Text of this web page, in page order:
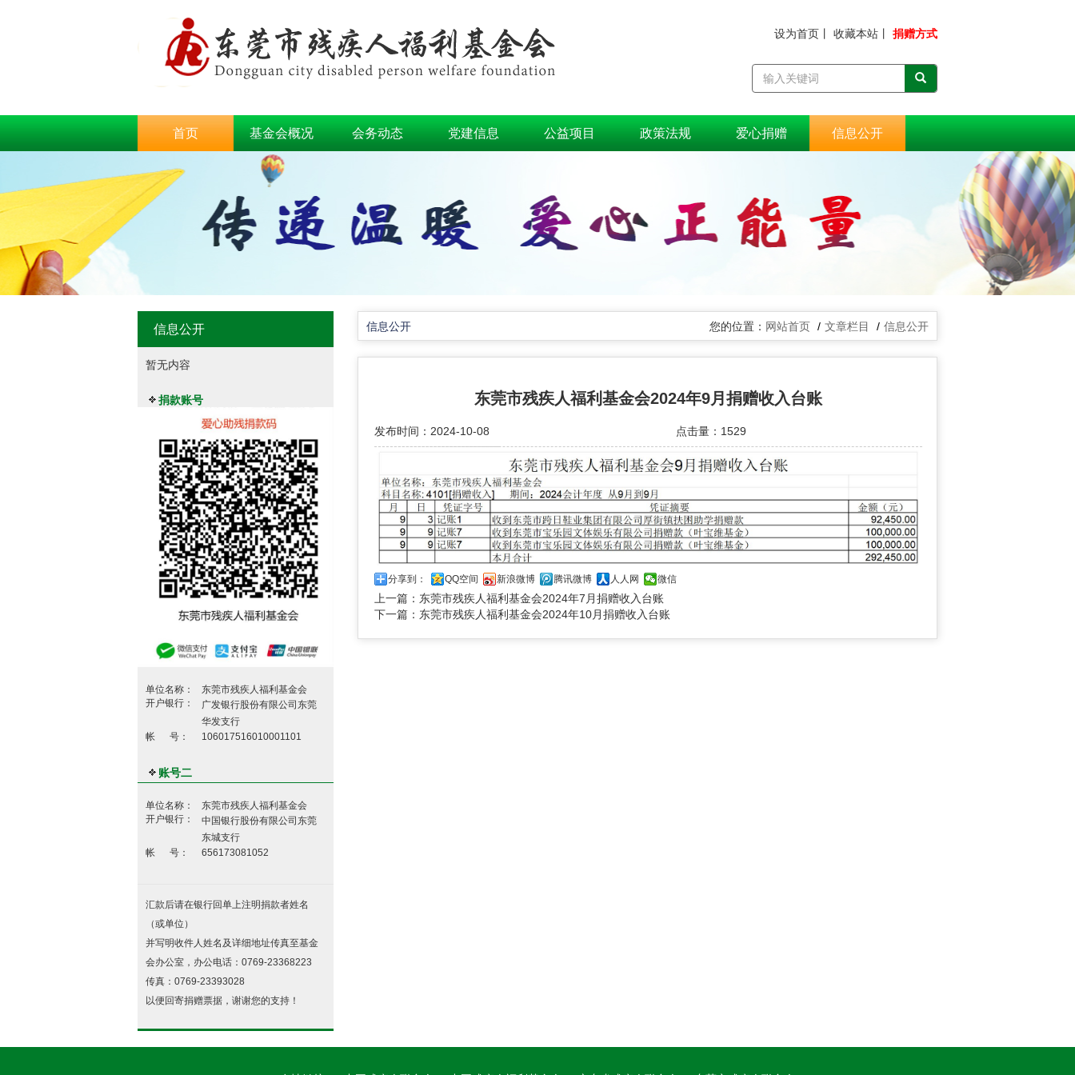
设为首页 收藏本站 捐赠方式
首页 基金会概况 会务动态 党建信息 公益项目 政策法规 爱心捐赠 信息公开
信息公开
暂无内容
捐款账号
单位名称：
东莞市残疾人福利基金会
开户银行：
广发银行股份有限公司东莞
华发支行
帐 号：
106017516010001101
账号二
单位名称：
东莞市残疾人福利基金会
开户银行：
中国银行股份有限公司东莞
东城支行
帐 号：
656173081052
汇款后请在银行回单上注明捐款者姓名
（或单位）
并写明收件人姓名及详细地址传真至基金
会办公室，办公电话：0769-23368223
传真：0769-23393028
以便回寄捐赠票据，谢谢您的支持！
信息公开 网站首页 文章栏目 信息公开
东莞市残疾人福利基金会2024年9月捐赠收入台账
发布时间：2024-10-08 点击量：1529
分享到： QQ空间 新浪微博 腾讯微博 人人网 微信
上一篇： 东莞市残疾人福利基金会2024年7月捐赠收入台账
下一篇： 东莞市残疾人福利基金会2024年10月捐赠收入台账